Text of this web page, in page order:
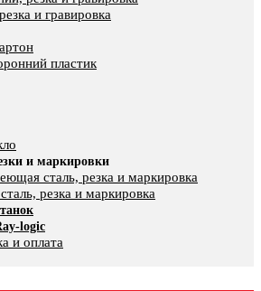
и гравировка
пластик
и маркировки
сталь, резка и маркировка
резка и маркировка
logic
и оплата